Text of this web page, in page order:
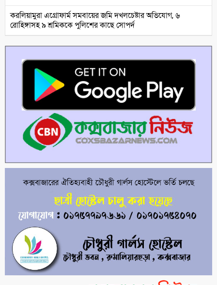
করলিয়ামুরা এগ্রোফার্ম সমবায়ের জমি দখলচেষ্টার অভিযোগ, ৬
রোহিঙ্গাসহ ৯ শ্রমিককে পুলিশের কাছে সোপর্দ